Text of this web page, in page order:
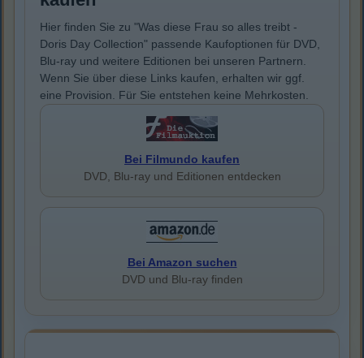
Hier finden Sie zu "Was diese Frau so alles treibt -
Doris Day Collection" passende Kaufoptionen für DVD,
Blu-ray und weitere Editionen bei unseren Partnern.
Wenn Sie über diese Links kaufen, erhalten wir ggf.
eine Provision. Für Sie entstehen keine Mehrkosten.
Bei Filmundo kaufen
DVD, Blu-ray und Editionen entdecken
Bei Amazon suchen
DVD und Blu-ray finden